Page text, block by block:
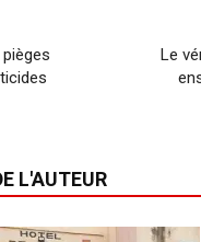
Le
L'AUTEUR